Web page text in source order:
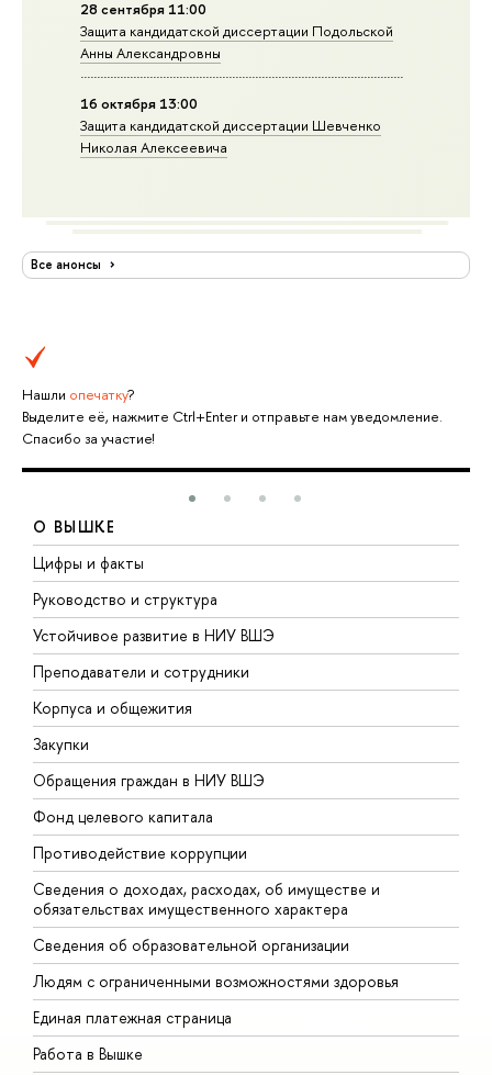
28 сентября 11:00
Защита кандидатской диссертации Подольской
Анны Александровны
16 октября 13:00
Защита кандидатской диссертации Шевченко
Николая Алексеевича
Все анонсы
Нашли опечатку?
Выделите её, нажмите Ctrl+Enter и отправьте нам уведомление.
Спасибо за участие!
О ВЫШКЕ
Цифры и факты
Руководство и структура
Устойчивое развитие в НИУ ВШЭ
Преподаватели и сотрудники
Корпуса и общежития
Закупки
Обращения граждан в НИУ ВШЭ
Фонд целевого капитала
Противодействие коррупции
Сведения о доходах, расходах, об имуществе и
обязательствах имущественного характера
Сведения об образовательной организации
Людям с ограниченными возможностями здоровья
Единая платежная страница
Работа в Вышке